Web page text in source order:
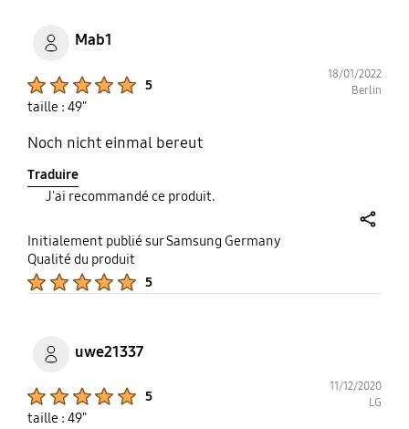
Mab1
5
18/01/2022
Berlin
taille : 49"
Noch nicht einmal bereut
Traduire
J'ai recommandé ce produit.
Initialement publié sur Samsung Germany
Qualité du produit
5
uwe21337
5
11/12/2020
LG
taille : 49"